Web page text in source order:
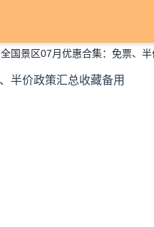
全国景区07月优惠合集：免票、